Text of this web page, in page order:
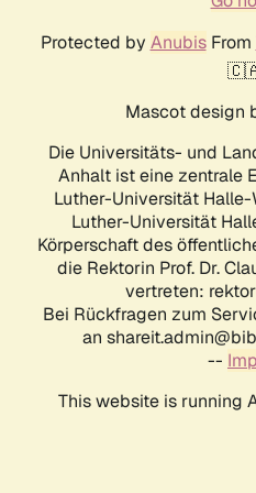
Protected by AnubisFrom
Mascot design
Die Universitäts- und
Anhalt ist eine zentrale
Luther-Universität
Luther-Universität
Körperschaft des
die Rektorin Prof. Dr.
vertreten:
Bei Rückfragen zum
an
--
This website is running